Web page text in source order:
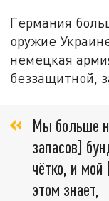
Германия
оружие
немецкая
беззащитной,
Мы больше
запасов]
чётко, и
этом знает,